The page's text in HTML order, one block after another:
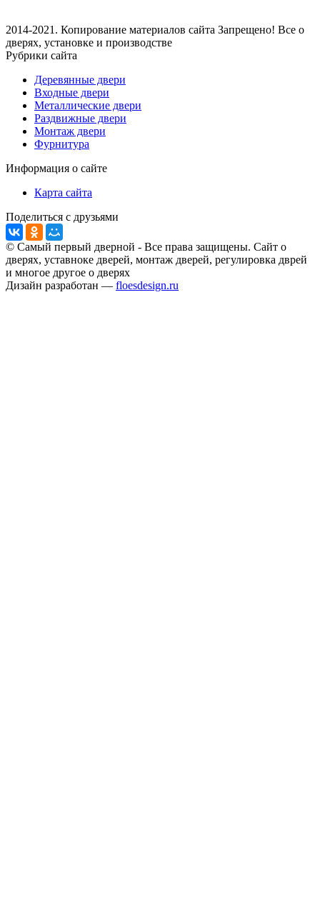
2014-2021. Копирование материалов сайта Запрещено! Все о
дверях, установке и производстве
Рубрики сайта
Деревянные двери
Входные двери
Металлические двери
Раздвижные двери
Монтаж двери
Фурнитура
Информация о сайте
Карта сайта
Поделиться с друзьями
© Самый первый дверной - Все права защищены. Сайт о
дверях, уставноке дверей, монтаж дверей, регулировка дврей
и многое другое о дверях
Дизайн разработан — floesdesign.ru